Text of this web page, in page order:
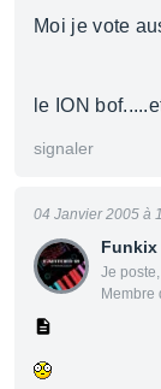
Moi je vote
le ION
signaler
Funkix
Je
Membre
04 Janvier 2005 à